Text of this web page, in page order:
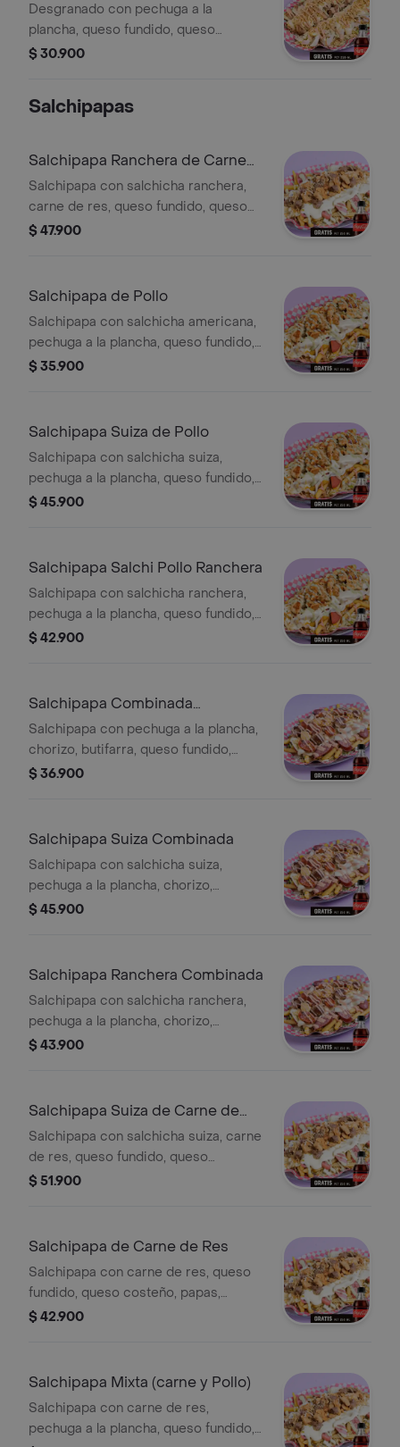
Desgranado con pechuga a la
plancha, queso fundido, queso
costeño, bollo limpio, papa chongo,
$ 30.900
Salchipapas
Salchipapa Ranchera de Carne
de Res
Salchipapa con salchicha ranchera,
carne de res, queso fundido, queso
costeño, papas, lechuga y salsas de la
$ 47.900
Salchipapa de Pollo
Salchipapa con salchicha americana,
pechuga a la plancha, queso fundido,
papas, lechuga y salsas de la casa.
$ 35.900
Salchipapa Suiza de Pollo
Salchipapa con salchicha suiza,
pechuga a la plancha, queso fundido,
queso costeño, papa chongo, lechuga
$ 45.900
Salchipapa Salchi Pollo Ranchera
Salchipapa con salchicha ranchera,
pechuga a la plancha, queso fundido,
queso costeño, papa chongo, lechuga
$ 42.900
Salchipapa Combinada
(pollo,chori,buti)
Salchipapa con pechuga a la plancha,
chorizo, butifarra, queso fundido,
queso costeño, papa chongo, lechuga
$ 36.900
Salchipapa Suiza Combinada
Salchipapa con salchicha suiza,
pechuga a la plancha, chorizo,
butifarra, queso fundido, queso
Zero 250 ml.
$ 45.900
Salchipapa Ranchera Combinada
Salchipapa con salchicha ranchera,
pechuga a la plancha, chorizo,
butifarra, queso fundido, queso
Zero 250 ml.
$ 43.900
Salchipapa Suiza de Carne de
Res
Salchipapa con salchicha suiza, carne
de res, queso fundido, queso
costeño, papas, lechuga y salsas de la
$ 51.900
Salchipapa de Carne de Res
Salchipapa con carne de res, queso
fundido, queso costeño, papas,
lechuga y salsas de la casa. Incluye
$ 42.900
Salchipapa Mixta (carne y Pollo)
Salchipapa con carne de res,
pechuga a la plancha, queso fundido,